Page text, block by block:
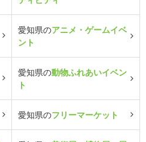
愛知県のアニメ・ゲームイベ
ント
愛知県の動物ふれあいイベン
ト
愛知県のフリーマーケット